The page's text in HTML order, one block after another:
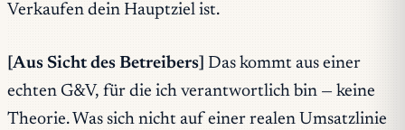
Verkaufen dein Hauptziel ist.
[Aus Sicht des Betreibers] Das kommt aus einer
echten G&V, für die ich verantwortlich bin — keine
Theorie. Was sich nicht auf einer realen Umsatzlinie